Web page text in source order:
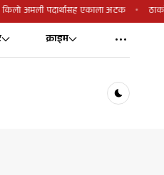
किलो अमली पदार्थासह एकाला अटक
क्राइम
Dark